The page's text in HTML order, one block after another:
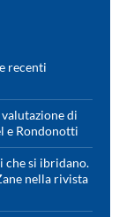
recenti
di
e Rondonotti
si ibridano.
nella rivista